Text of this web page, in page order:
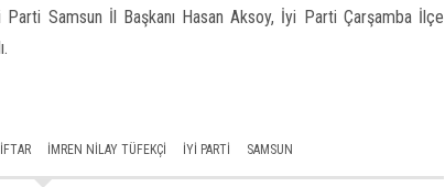
Parti Samsun İl Başkanı Hasan Aksoy, İyi Parti Çarşamba İlçe
IFTAR IMREN NILAY TÜFEKÇI IYI PARTI SAMSUN